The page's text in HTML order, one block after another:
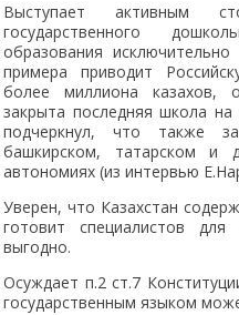
Выступает активным
государственного
образования
примера приводит
более миллиона казахов,
закрыта последняя школа
подчеркнул, что также
башкирском, татарском и
автономиях (из интервью
Уверен, что Казахстан
готовит специалистов
выгодно.
Осуждает п.2 ст.7
государственным языком